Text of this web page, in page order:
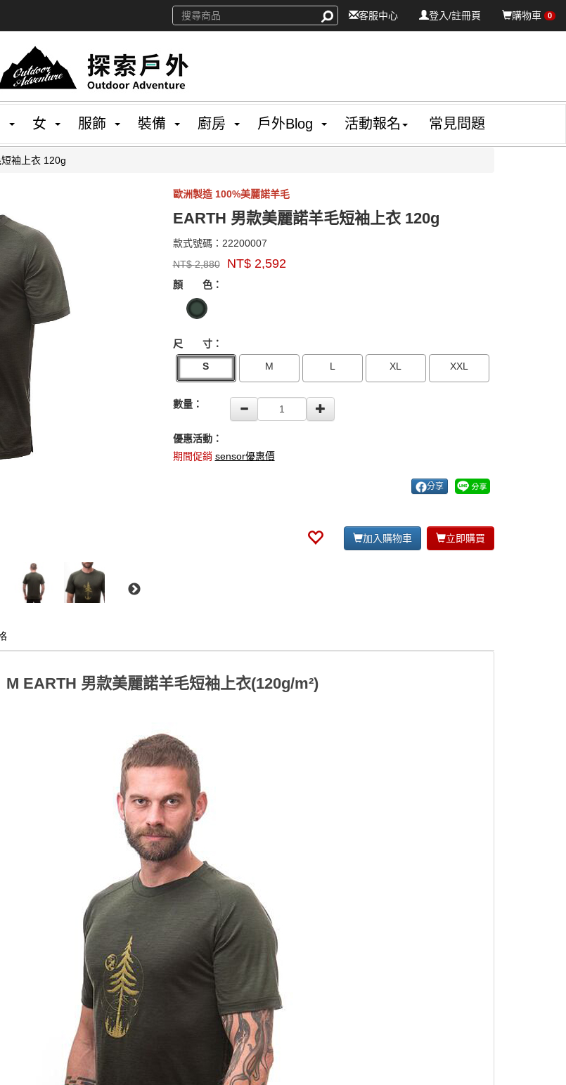
購物車 0
登入/註冊頁
客服中心
女 服飾 裝備 廚房 戶外Blog 活動報名 常見問題
袖上衣 120g
歐洲製造 100%美麗諾羊毛
EARTH 男款美麗諾羊毛短袖上衣 120g
款式號碼： 2220000722200007
牌：
sensor
NT$2,880 NT$ 2,592
GOODS000000000000003688332
顏 色：
尺 寸：
S
M L XL XXL
數量：
優惠活動：
期間促銷 sensor優惠價
分享
加入購物車 立即購買
M EARTH 男款美麗諾羊毛短袖上衣(120g/m²)